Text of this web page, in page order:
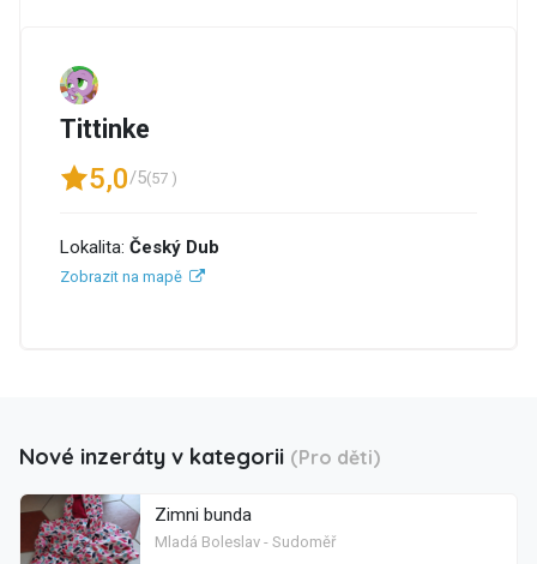
Tittinke
5,0/5(57 )
Lokalita: Český Dub
Zobrazit na mapě
Nové inzeráty v kategorii (Pro děti)
Zimni bunda
Mladá Boleslav - Sudoměř